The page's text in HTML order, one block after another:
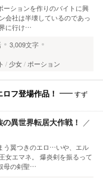
ーションを作りのバイトに興
会社は半壊しているのであっ
に行け…
3,009文字
少女 ポーション
フ登場作品！
すず
異世界転居大作戦！
／
う翼つきのエロ…いや、エル
女エマネ。 爆炎剣を振るって
母の剣聖…